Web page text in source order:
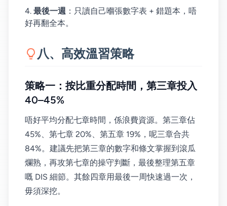
最後一週 ：只讀自己嗰張數字表 + 錯題本，唔
好再翻全本。
八、高效溫習策略
策略一：按比重分配時間，第三章投入
40–45%
唔好平均分配七章時間，係浪費資源。第三章佔
45%、第七章 20%、第五章 19%，呢三章合共
84%。建議先把第三章的數字和條文掌握到滾瓜
爛熟，再攻第七章的操守判斷，最後整理第五章
嘅 DIS 細節。其餘四章用最後一周快速過一次，
毋須深挖。